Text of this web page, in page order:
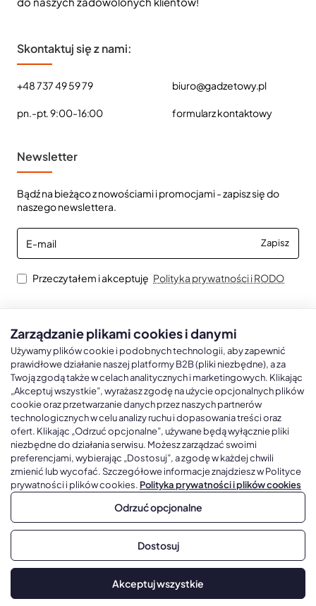
Skontaktuj się z nami:
+48 737 49 59 79
pn.-pt. 9:00-16:00
biuro@gadzetowy.pl
formularz kontaktowy
Newsletter
Bądź na bieżąco z nowościami i promocjami - zapisz się do
naszego newslettera.
E-
mail
Zapisz
Przeczytałem i akceptuję Polityka prywatności i RODO
Kalendarze książkowe A5
Kalendarze książkowe A4
Kalendarze książkowe B5
Kalendarze książkowe A6 i B6
Kalendarze książkowe z własną oprawą
Kalendarze Ścienne
Kalendarze trójdzielne
Kalendarze jednodzielne
Kalendarze czterodzielne
Kalendarze Wieloplanszowe
Kalendarze Wielopanszowe, Plakatowe
Copyright © 2026, Gadżetowy.pl, All Rights Reserved, Platforma
Zarządzanie plikami cookies i danymi
Używamy plików cookie i podobnych technologii, aby zapewnić
prawidłowe działanie naszej platformy B2B (pliki niezbędne), a za
Twoją zgodą także w celach analitycznych i marketingowych. Klikając
„Akceptuj wszystkie”, wyrażasz zgodę na użycie opcjonalnych plików
cookie oraz przetwarzanie danych przez naszych partnerów
technologicznych w celu analizy ruchu i dopasowania treści oraz
ofert. Klikając „Odrzuć opcjonalne”, używane będą wyłącznie pliki
niezbędne do działania serwisu. Możesz zarządzać swoimi
preferencjami, wybierając „Dostosuj”, a zgodę w każdej chwili
zmienić lub wycofać. Szczegółowe informacje znajdziesz w Polityce
prywatności i plików cookies. Polityka prywatności i plików cookies
Odrzuć opcjonalne
Dostosuj
Akceptuj wszystkie